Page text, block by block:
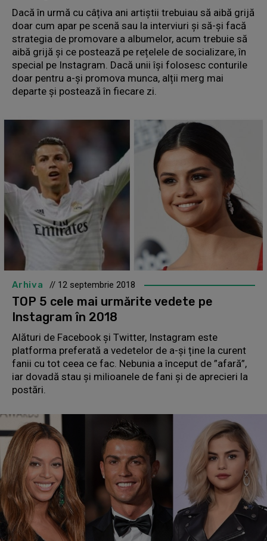
Dacă în urmă cu câțiva ani artiștii trebuiau să aibă grijă
doar cum apar pe scenă sau la interviuri și să-și facă
strategia de promovare a albumelor, acum trebuie să
aibă grijă și ce postează pe rețelele de socializare, în
special pe Instagram. Dacă unii își folosesc conturile
doar pentru a-și promova munca, alții merg mai
departe și postează în fiecare zi.
Arhiva // 12 septembrie 2018
TOP 5 cele mai urmărite vedete pe
Instagram în 2018
Alături de Facebook și Twitter, Instagram este
platforma preferată a vedetelor de a-și ține la curent
fanii cu tot ceea ce fac. Nebunia a început de ”afară”,
iar dovadă stau şi milioanele de fani şi de aprecieri la
postări.